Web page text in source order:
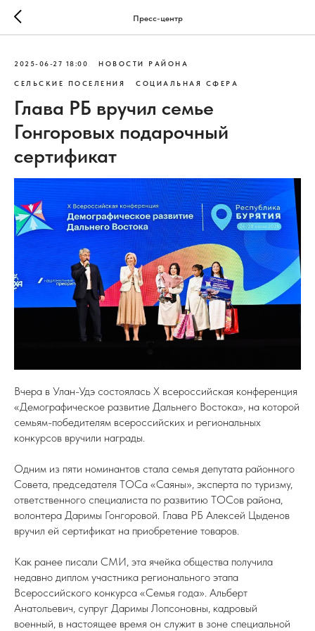
Пресс-центр
2025-06-27 18:00 НОВОСТИ РАЙОНА
СЕЛЬСКИЕ ПОСЕЛЕНИЯ СОЦИАЛЬНАЯ СФЕРА
Глава РБ вручил семье
Гонгоровых подарочный
сертификат
Вчера в Улан-Удэ состоялась X всероссийская конференция
«Демографическое развитие Дальнего Востока», на которой
семьям-победителям всероссийских и региональных
конкурсов вручили награды.
Одним из пяти номинантов стала семья депутата районного
Совета, председателя ТОСа «Саяны», эксперта по туризму,
ответственного специалиста по развитию ТОСов района,
волонтера Даримы Гонгоровой. Глава РБ Алексей Цыденов
вручил ей сертификат на приобретение товаров.
Как ранее писали СМИ, эта ячейка общества получила
недавно диплом участника регионального этапа
Всероссийского конкурса «Семья года». Альберт
Анатольевич, супруг Даримы Лопсоновны, кадровый
военный, в настоящее время он служит в зоне специальной